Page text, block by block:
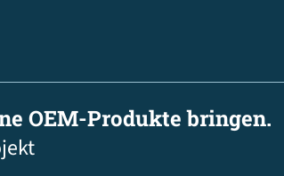
OEM-Produkte bringen.